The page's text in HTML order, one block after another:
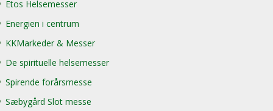
Etos Helsemesser
Energien i centrum
KKMarkeder & Messer
De spirituelle helsemesser
Spirende forårsmesse
Sæbygård Slot messe